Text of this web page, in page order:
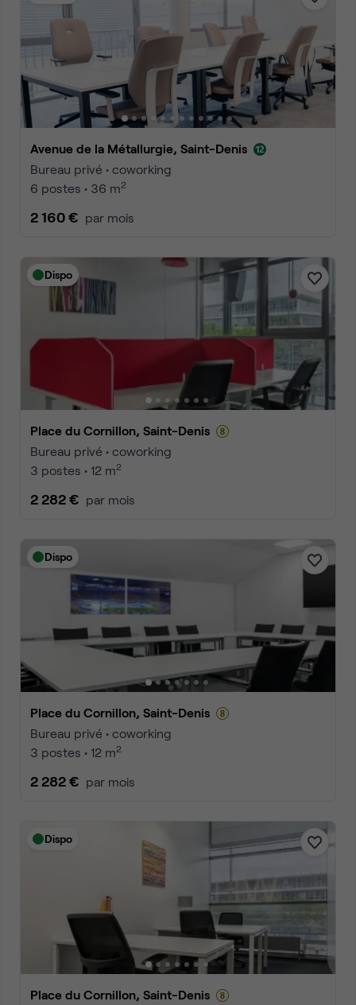
Avenue de la Métallurgie, Saint-Denis
Bureau privé • coworking
6 postes • 36 m2
2 160 € par mois
Dispo
Place du Cornillon, Saint-Denis
Bureau privé • coworking
3 postes • 12 m2
2 282 € par mois
Dispo
Place du Cornillon, Saint-Denis
Bureau privé • coworking
3 postes • 12 m2
2 282 € par mois
Dispo
Place du Cornillon, Saint-Denis